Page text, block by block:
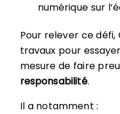
numérique sur
Pour relever ce défi,
travaux pour
mesure de faire
responsabilité.
Il a notamment :